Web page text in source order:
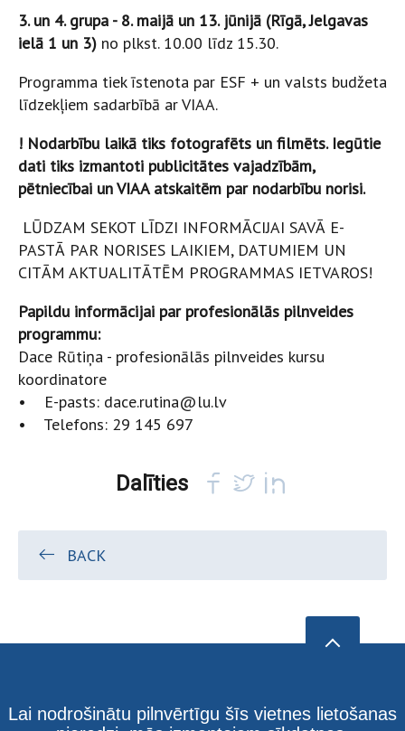
3. un 4. grupa - 8. maijā un 13. jūnijā (Rīgā, Jelgavas
ielā 1 un 3) no plkst. 10.00 līdz 15.30.
Programma tiek īstenota par ESF + un valsts budžeta
līdzekļiem sadarbībā ar VIAA.
! Nodarbību laikā tiks fotografēts un filmēts. Iegūtie
dati tiks izmantoti publicitātes vajadzībām,
pētniecībai un VIAA atskaitēm par nodarbību norisi.
LŪDZAM SEKOT LĪDZI INFORMĀCIJAI SAVĀ E-
PASTĀ PAR NORISES LAIKIEM, DATUMIEM UN
CITĀM AKTUALITĀTĒM PROGRAMMAS IETVAROS!
Papildu informācijai par profesionālās pilnveides
programmu:
Dace Rūtiņa - profesionālās pilnveides kursu
koordinatore
• E-pasts: dace.rutina@lu.lv
• Telefons: 29 145 697
Dalīties
BACK
Lai nodrošinātu pilnvērtīgu šīs vietnes lietošanas